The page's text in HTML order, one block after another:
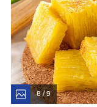
8 / 9